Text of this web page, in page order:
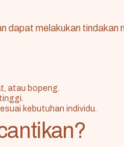
dapat melakukan tindakan
atau bopeng.
kebutuhan individu.